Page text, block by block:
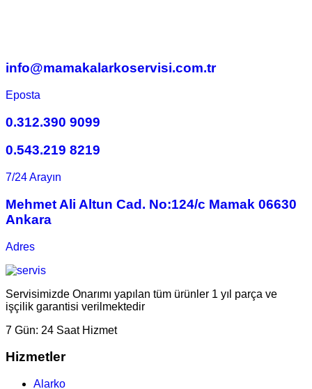
info@mamakalarkoservisi.com.tr
Eposta
0.312.390 9099
0.543.219 8219
7/24 Arayın
Mehmet Ali Altun Cad. No:124/c Mamak 06630
Ankara
Adres
Servisimizde Onarımı yapılan tüm ürünler 1 yıl parça ve
işçilik garantisi verilmektedir
7 Gün: 24 Saat Hizmet
Hizmetler
Alarko